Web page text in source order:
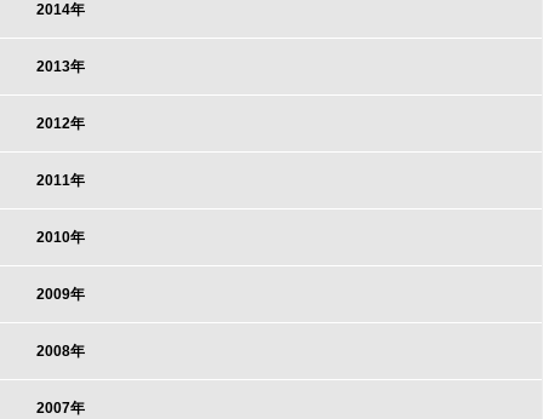
2014年
2013年
2012年
2011年
2010年
2009年
2008年
2007年